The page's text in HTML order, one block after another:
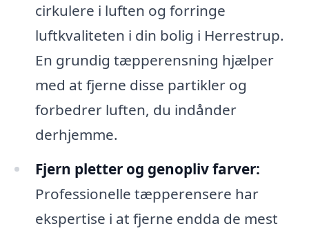
cirkulere i luften og forringe
luftkvaliteten i din bolig i Herrestrup.
En grundig tæpperensning hjælper
med at fjerne disse partikler og
forbedrer luften, du indånder
derhjemme.
Fjern pletter og genopliv farver:
Professionelle tæpperensere har
ekspertise i at fjerne endda de mest